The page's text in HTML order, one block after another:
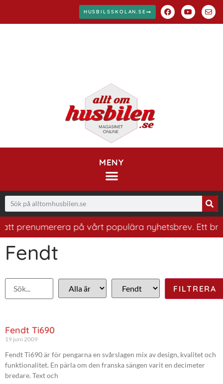
HUSBILSSKOLAN.SE
MENY
prenumerera på vårt populära nyhetsbrev. Ett
Fendt
Fendt Ti690
19 juni 2009
Fendt Ti690 är för pengarna en svårslagen mix av design, kvalitet och
funktionalitet. En pärla om den franska sängen varit en decimeter
bredare. Text och